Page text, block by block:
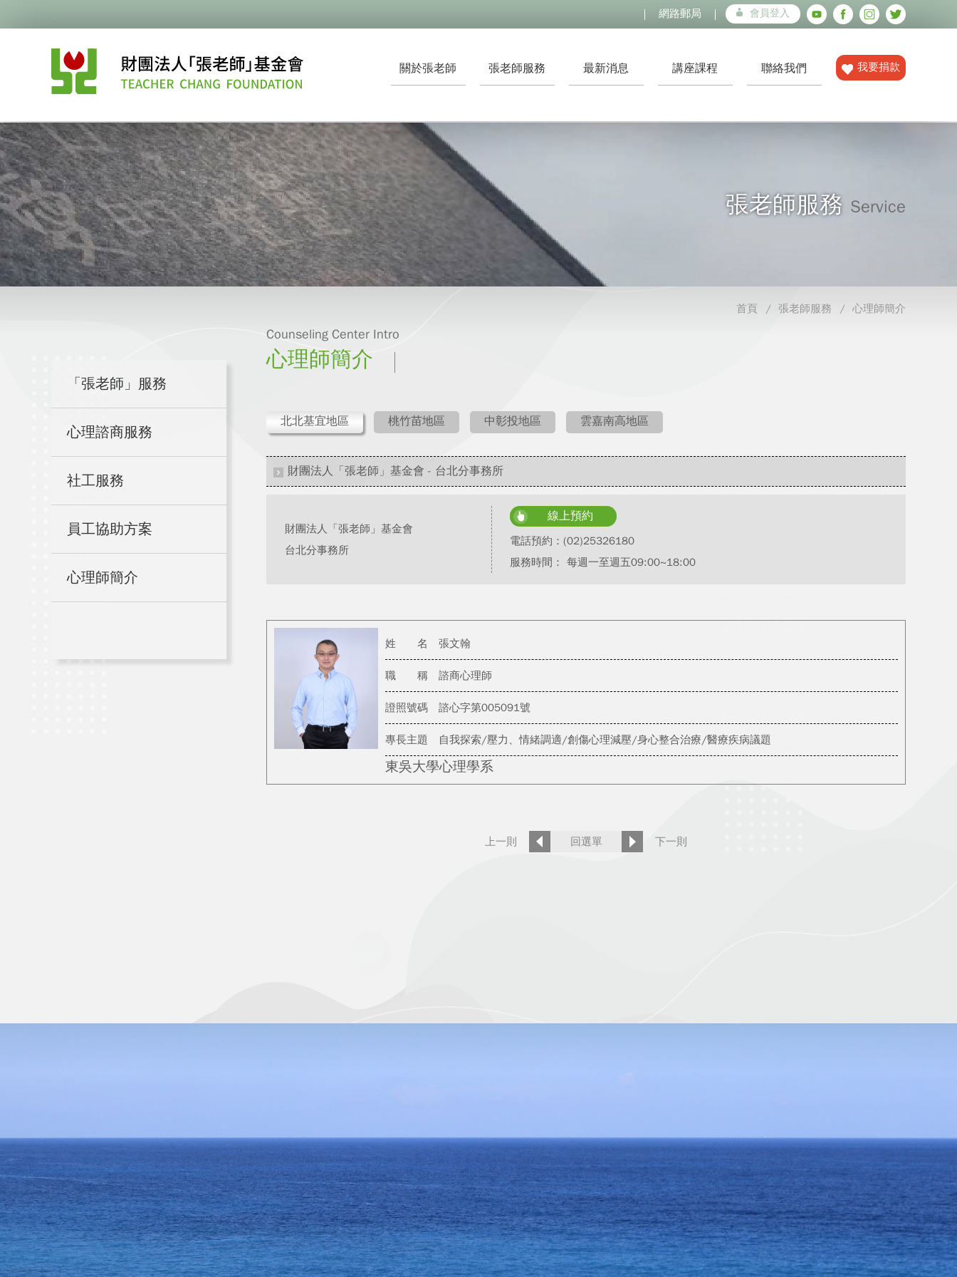
網路郵局 會員登入
關於張老師 張老師服務 最新消息 講座課程 聯絡我們 我要捐款
張老師服務 Service
首頁 張老師服務 心理師簡介
「張老師」服務
心理諮商服務
社工服務
員工協助方案
心理師簡介
Counseling Center Intro
心理師簡介
北北基宜地區 桃竹苗地區 中彰投地區 雲嘉南高地區
財團法人「張老師」基金會 - 台北分事務所
財團法人「張老師」基金會
台北分事務所
線上預約
電話預約： (02)25326180
服務時間： 每週一至週五09:00~18:00
姓 名 張文翰
職 稱 諮商心理師
證照號碼 諮心字第005091號
專長主題 自我探索/壓力、情緒調適/創傷心理減壓/身心整合治療/醫療疾病議題
東吳大學心理學系
上一則 回選單 下一則